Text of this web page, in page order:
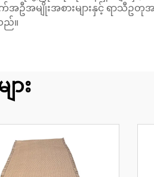
အမျိုးအစားများနှင့် ရာသီဥတုအ
ည်။
း